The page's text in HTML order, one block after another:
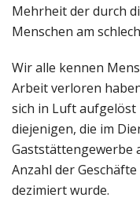
Mehrheit der durch
Menschen am
Wir alle kennen
Arbeit verloren
sich in Luft
diejenigen, die im
Gaststättengewerbe
Anzahl der
dezimiert wurde.